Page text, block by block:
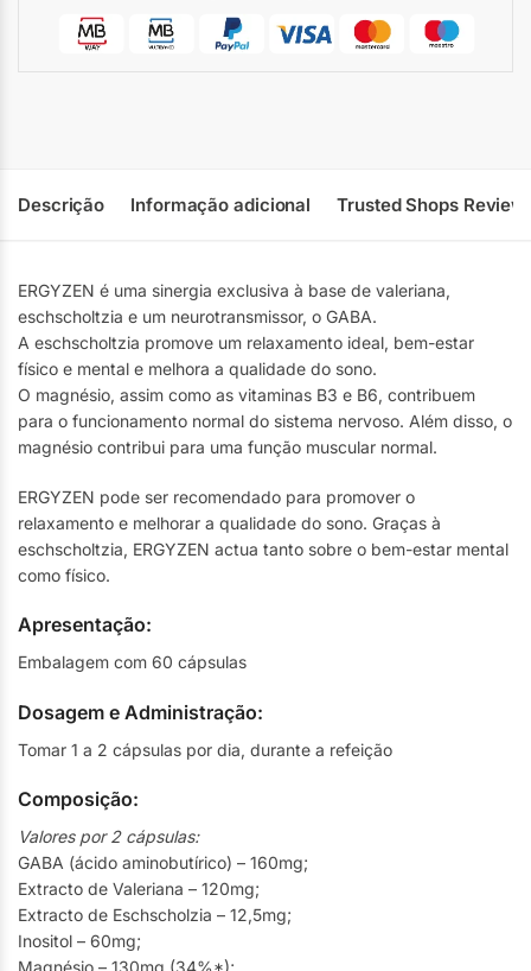
Descrição Informação adicional Trusted Shops
ERGYZEN é uma sinergia exclusiva à base de valeriana,
eschscholtzia e um neurotransmissor, o GABA.
A eschscholtzia promove um relaxamento ideal, bem-estar
físico e mental e melhora a qualidade do sono.
O magnésio, assim como as vitaminas B3 e B6, contribuem
para o funcionamento normal do sistema nervoso. Além disso, o
magnésio contribui para uma função muscular normal.
ERGYZEN pode ser recomendado para promover o
relaxamento e melhorar a qualidade do sono. Graças à
eschscholtzia, ERGYZEN actua tanto sobre o bem-estar mental
como físico.
Apresentação:
Embalagem com 60 cápsulas
Dosagem e Administração:
Tomar 1 a 2 cápsulas por dia, durante a refeição
Composição:
Valores por 2 cápsulas:
GABA (ácido aminobutírico) – 160mg;
Extracto de Valeriana – 120mg;
Extracto de Eschscholzia – 12,5mg;
Inositol – 60mg;